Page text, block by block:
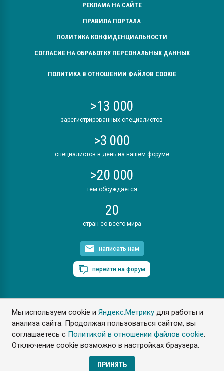
Мы используем cookie иЯндекс.Метрику для работы и
анализа сайта. Продолжая пользоваться сайтом, вы
соглашаетесь с Политикой в отношении файлов cookie.
Отключение cookie возможно в настройках браузера.
ПРИНЯТЬ
РЕКЛАМА НА САЙТЕ
ПРАВИЛА ПОРТАЛА
ПОЛИТИКА КОНФИДЕНЦИАЛЬНОСТИ
СОГЛАСИЕ НА ОБРАБОТКУ ПЕРСОНАЛЬНЫХ ДАННЫХ
ПОЛИТИКА В ОТНОШЕНИИ ФАЙЛОВ COOKIE
>13 000
зарегистрированных специалистов
>3 000
специалистов в день на нашем форуме
>20 000
тем обсуждается
20
стран со всего мира
написать нам
перейти на форум
ПластЭксперт © 2006. Все права защищены
Разрешается копирование материалов сайта с обязательной
ссылкой на www.e-plastic.ru
Разработка сайта